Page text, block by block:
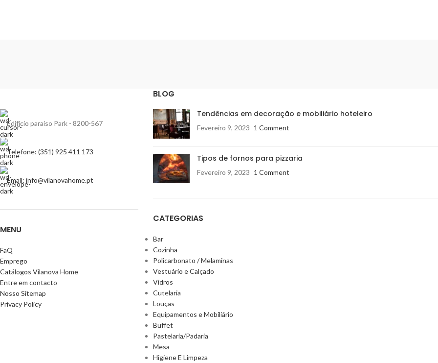
Edifício paraíso Park - 8200-567
Telefone: (351) 925 411 173
Email: info@vilanovahome.pt
MENU
FaQ
Emprego
Catálogos Vilanova Home
Entre em contacto
Nosso Sitemap
Privacy Policy
BLOG
Tendências em decoração e mobiliário hoteleiro
Fevereiro 9, 2023 1 Comment
Tipos de fornos para pizzaria
Fevereiro 9, 2023 1 Comment
CATEGORIAS
Bar
Cozinha
Policarbonato / Melaminas
Vestuário e Calçado
Vidros
Cutelaria
Louças
Equipamentos e Mobiliário
Buffet
Pastelaria/Padaria
Mesa
Higiene E Limpeza